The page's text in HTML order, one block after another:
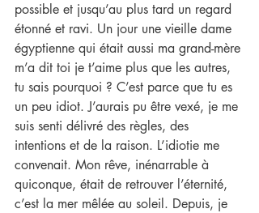
possible et jusqu’au plus tard un regard
étonné et ravi. Un jour une vieille dame
égyptienne qui était aussi ma grand-mère
m’a dit toi je t’aime plus que les autres,
tu sais pourquoi ? C’est parce que tu es
un peu idiot. J’aurais pu être vexé, je me
suis senti délivré des règles, des
intentions et de la raison. L’idiotie me
convenait. Mon rêve, inénarrable à
quiconque, était de retrouver l’éternité,
c’est la mer mêlée au soleil. Depuis, je